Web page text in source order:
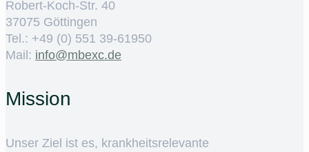
Robert-Koch-Str. 40
37075 Göttingen
Tel.: +49 (0) 551 39-61950
Mail: ed.cxebm@ofni
Mission
Unser Ziel ist es, krankheitsrelevante